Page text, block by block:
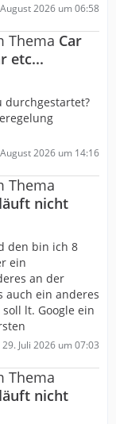
2026 um 06:58
Thema Car
etc...
durchgestartet?
2026 um 14:16
Thema
nicht
den bin ich 8
ein
an der
auch ein anderes
lt. Google ein
29. Juli 2026 um 07:03
Thema
nicht